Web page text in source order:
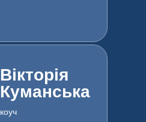
коуч
Вікторія
Куманська